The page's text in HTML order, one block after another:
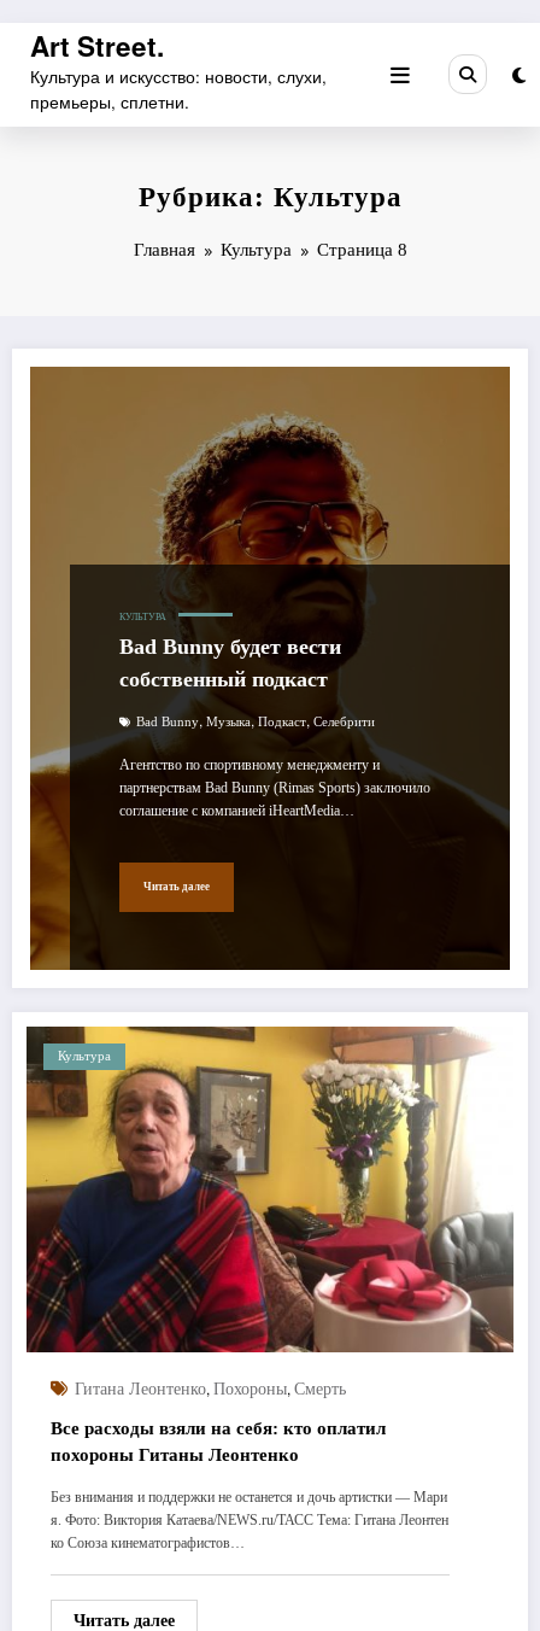
Перейти
содержимому
Art Street.
Культура и искусство: новости, слухи,
премьеры, сплетни.
Рубрика: Культура
Главная Культура Страница 8
КУЛЬТУРА
Bad Bunny будет вести
собственный подкаст
Bad Bunny, Музыка, Подкаст, Селебрити
Агентство по спортивному менеджменту и
партнерствам Bad Bunny (Rimas Sports) заключило
соглашение с компанией iHeartMedia…
Читать далее
Культура
Гитана Леонтенко, Похороны, Смерть
Все расходы взяли на себя: кто оплатил
похороны Гитаны Леонтенко
Без внимания и поддержки не останется и дочь артистки — Мари
я. Фото: Виктория Катаева/NEWS.ru/ТАСС Тема: Гитана Леонтен
ко Союза кинематографистов…
Читать далее